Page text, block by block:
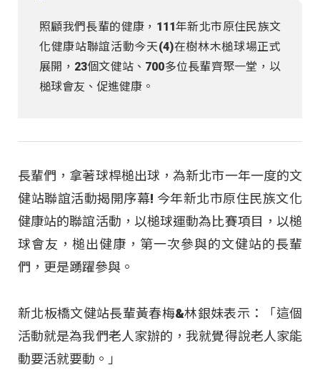
照顧我們長輩的健康，111年新北市原住民族文
化健康站聯誼活動今天(4)在樹林木槌球場正式
展開，23個文健站、700多位長輩齊聚一堂，以
槌球會友、促進健康。
長輩們，拿著球桿槌出球，為新北市一年一度的文
健站聯誼活動揭開序幕! 今年新北市原住民族文化
健康站的聯誼活動，以槌球運動為比賽項目，以槌
球會友，槌出健康，第一次參與的文健站的長輩
們，更是踴躍參與。
新北板橋文健站長輩黃春梅&林銀妹表示：「這個
活動就是為我們老人家辦的，我就覺得說老人家能
動要活就要動。」